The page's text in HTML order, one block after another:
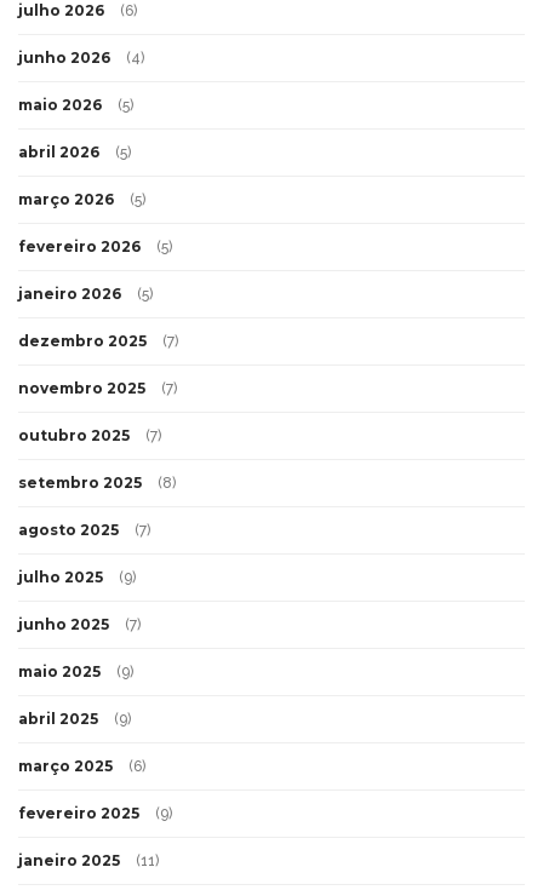
julho 2026 (6)
junho 2026 (4)
maio 2026 (5)
abril 2026 (5)
março 2026 (5)
fevereiro 2026 (5)
janeiro 2026 (5)
dezembro 2025 (7)
novembro 2025 (7)
outubro 2025 (7)
setembro 2025 (8)
agosto 2025 (7)
julho 2025 (9)
junho 2025 (7)
maio 2025 (9)
abril 2025 (9)
março 2025 (6)
fevereiro 2025 (9)
janeiro 2025 (11)